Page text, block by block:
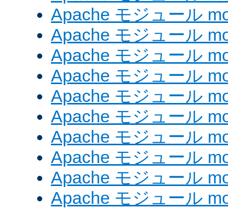
Apache モジュール
Apache モジュール
Apache モジュール
Apache モジュール
Apache モジュール
Apache モジュール
Apache モジュール
Apache モジュール
Apache モジュール
Apache モジュール